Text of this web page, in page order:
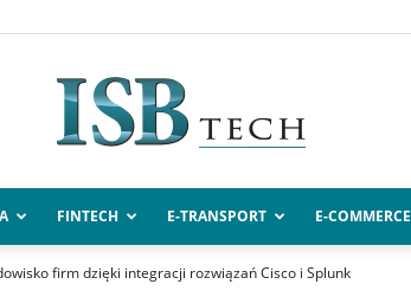
ISBtech.pl
FINTECH E-TRANSPORT E-COMMERCE
firm dzięki integracji rozwiązań Cisco i Splunk